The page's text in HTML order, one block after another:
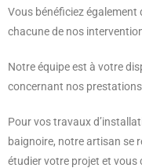
Vous bénéficiez également
chacune de nos
Notre équipe est à votre
concernant nos
Pour vos travaux
baignoire, notre artisan se
étudier votre projet et vous